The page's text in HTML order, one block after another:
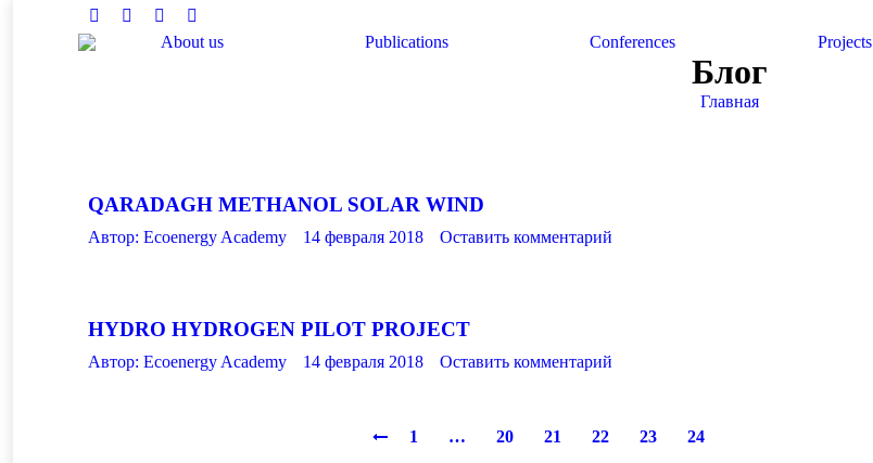
Facebook
TwitterInstagramLinkedin
About us
Publications Conferences Projects
Блог
Главная
QARADAGH METHANOL SOLAR WIND
Автор: Ecoenergy Academy 14 февраля 2018 Оставить комментарий
HYDRO HYDROGEN PILOT PROJECT
Автор: Ecoenergy Academy 14 февраля 2018 Оставить комментарий
1 … 20 21 22 23 24